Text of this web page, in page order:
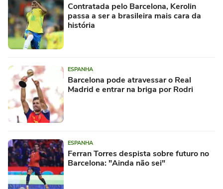
Contratada pelo Barcelona, Kerolin
passa a ser a brasileira mais cara da
história
ESPANHA
Barcelona pode atravessar o Real
Madrid e entrar na briga por Rodri
ESPANHA
Ferran Torres despista sobre futuro no
Barcelona: "Ainda não sei"